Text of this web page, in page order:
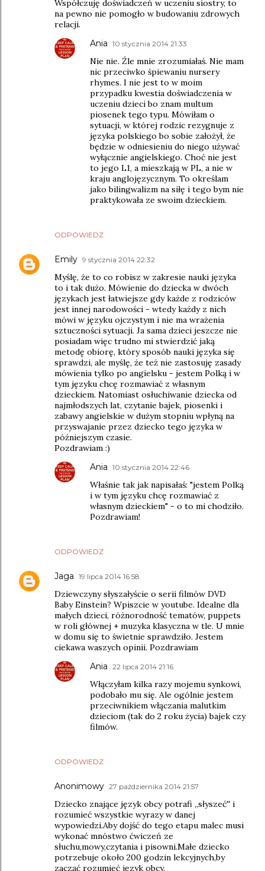
Współczuję doświadczeń w uczeniu siostry, to
na pewno nie pomogło w budowaniu zdrowych
relacji.
ODPOWIEDZ
Ania 10 stycznia 2014 21:33
Nie nie. Źle mnie zrozumiałaś. Nie mam
nic przeciwko śpiewaniu nursery
rhymes. I nie jest to w moim
przypadku kwestia doświadczenia w
uczeniu dzieci bo znam multum
piosenek tego typu. Mówiłam o
sytuacji, w której rodzic rezygnuje z
języka polskiego bo sobie założył, że
będzie w odniesieniu do niego używać
wyłącznie angielskiego. Choć nie jest
to jego L1, a mieszkają w PL, a nie w
kraju anglojęzycznym. To określam
jako bilingwalizm na siłę i tego bym nie
praktykowała ze swoim dzieckiem.
Emily 9 stycznia 2014 22:32
Myślę, że to co robisz w zakresie nauki języka
to i tak dużo. Mówienie do dziecka w dwóch
językach jest łatwiejsze gdy każde z rodziców
jest innej narodowości - wtedy każdy z nich
mówi w języku ojczystym i nie ma wrażenia
sztuczności sytuacji. Ja sama dzieci jeszcze nie
posiadam więc trudno mi stwierdzić jaką
metodę obiorę, który sposób nauki języka się
sprawdzi, ale myślę, że też nie zastosuję zasady
mówienia tylko po angielsku - jestem Polką i w
tym języku chcę rozmawiać z własnym
dzieckiem. Natomiast osłuchiwanie dziecka od
najmłodszych lat, czytanie bajek, piosenki i
zabawy angielskie w dużym stopniu wpłyną na
przyswajanie przez dziecko tego języka w
późniejszym czasie.
Pozdrawiam :)
ODPOWIEDZ
Ania 10 stycznia 2014 22:46
Właśnie tak jak napisałaś: "jestem Polką
i w tym języku chcę rozmawiać z
własnym dzieckiem" - o to mi chodziło.
Pozdrawiam!
Jaga 19 lipca 2014 16:58
Dziewczyny słyszałyście o serii filmów DVD
Baby Einstein? Wpiszcie w youtube. Idealne dla
małych dzieci, różnorodność tematów, puppets
w roli głównej + muzyka klasyczna w tle. U mnie
w domu się to świetnie sprawdziło. Jestem
ciekawa waszych opinii. Pozdrawiam
ODPOWIEDZ
Ania 22 lipca 2014 21:16
Włączyłam kilka razy mojemu synkowi,
podobało mu się. Ale ogólnie jestem
przeciwnikiem włączania malutkim
dzieciom (tak do 2 roku życia) bajek czy
filmów.
Anonimowy 27 października 2014 21:57
Dziecko znające język obcy potrafi ,,słyszeć'' i
rozumieć wszystkie wyrazy w danej
wypowiedzi.Aby dojść do tego etapu malec musi
wykonać mnóstwo ćwiczeń ze
słuchu,mowy,czytania i pisowni.Małe dziecko
potrzebuje około 200 godzin lekcyjnych,by
zacząć rozumieć język obcy.